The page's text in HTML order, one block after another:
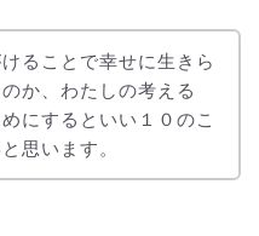
ることで幸せに生きら
か、わたしの考える
にするといい１０のこ
思います。